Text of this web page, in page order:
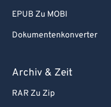
EPUB Zu MOBI
Dokumentenkonverter
Archiv & Zeit
RAR Zu Zip